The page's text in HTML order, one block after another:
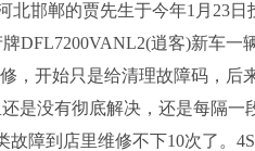
邯郸的贾先生于今年1月23日
DFL7200VANL2(逍客)新车一
，开始只是给清理故障码，后
是没有彻底解决，还是每隔一
障到店里维修不下10次了。